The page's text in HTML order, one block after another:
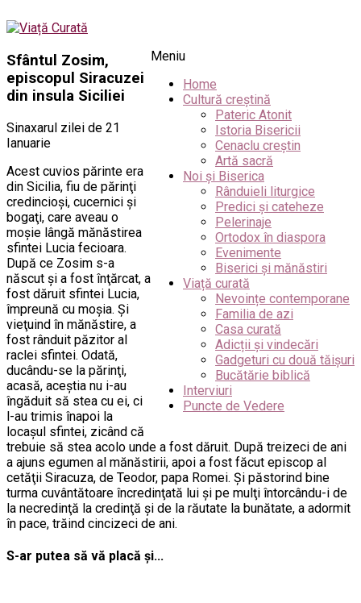
Meniu
Home
Cultură creștină
Pateric Atonit
Istoria Bisericii
Cenaclu creștin
Artă sacră
Noi și Biserica
Rânduieli liturgice
Predici și cateheze
Pelerinaje
Ortodox în diaspora
Evenimente
Biserici și mănăstiri
Viață curată
Nevoințe contemporane
Familia de azi
Casa curată
Adicții și vindecări
Gadgeturi cu două tăișuri
Bucătărie biblică
Interviuri
Puncte de Vedere
Sfântul Zosim,
episcopul Siracuzei
din insula Siciliei
Sinaxarul zilei de 21
Ianuarie
Acest cuvios părinte era
din Sicilia, fiu de părinţi
credincioşi, cucernici şi
bogaţi, care aveau o
moşie lângă mănăstirea
sfintei Lucia fecioara.
După ce Zosim s-a
născut şi a fost înţărcat, a
fost dăruit sfintei Lucia,
împreună cu moşia. Şi
vieţuind în mănăstire, a
fost rânduit păzitor al
raclei sfintei. Odată,
ducându-se la părinţi,
acasă, aceştia nu i-au
îngăduit să stea cu ei, ci
l-au trimis înapoi la
locaşul sfintei, zicând că
trebuie să stea acolo unde a fost dăruit. După treizeci de ani
a ajuns egumen al mănăstirii, apoi a fost făcut episcop al
cetăţii Siracuza, de Teodor, papa Romei. Şi păstorind bine
turma cuvântătoare încredinţată lui şi pe mulţi întorcându-i de
la necredinţă la credinţă şi de la răutate la bunătate, a adormit
în pace, trăind cincizeci de ani.
S-ar putea să vă placă și...